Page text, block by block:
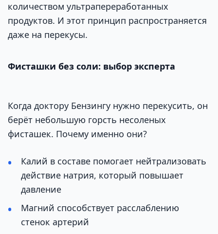
количеством ультрапереработанных
продуктов. И этот принцип распространяется
даже на перекусы.
Фисташки без соли: выбор эксперта
Когда доктору Бензингу нужно перекусить, он
берёт небольшую горсть несоленых
фисташек. Почему именно они?
Калий в составе помогает нейтрализовать
действие натрия, который повышает
давление
Магний способствует расслаблению
стенок артерий